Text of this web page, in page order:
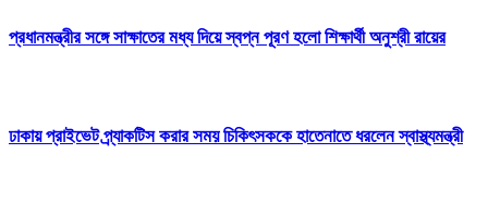
প্রধানমন্ত্রীর সঙ্গে সাক্ষাতের মধ্য দিয়ে স্বপ্ন পূরণ হলো শিক্ষার্থী অনুশ্রী রায়ের
ঢাকায় প্রাইভেট প্র্যাকটিস করার সময় চিকিৎসককে হাতেনাতে ধরলেন স্বাস্থ্যমন্ত্রী